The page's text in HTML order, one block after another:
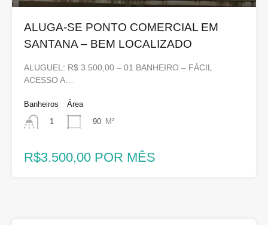
ALUGA-SE PONTO COMERCIAL EM
SANTANA – BEM LOCALIZADO
ALUGUEL: R$ 3.500,00 – 01 BANHEIRO – FÁCIL
ACESSO A…
Banheiros
1
Área
90 M²
R$3.500,00 POR MÊS